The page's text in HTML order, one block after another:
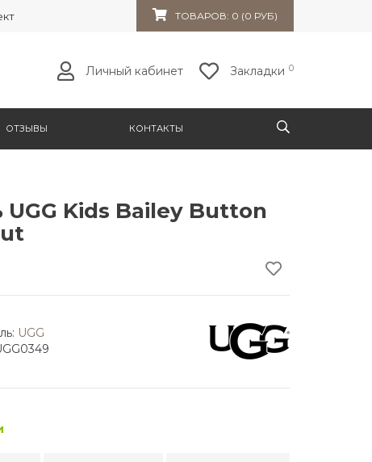
32к10 ТОВАРОВ: 0 (0 РУБ)
Личный кабинет Закладки 0
ОТЗЫВЫ КОНТАКТЫ
UGG Kids Bailey Button
UGG